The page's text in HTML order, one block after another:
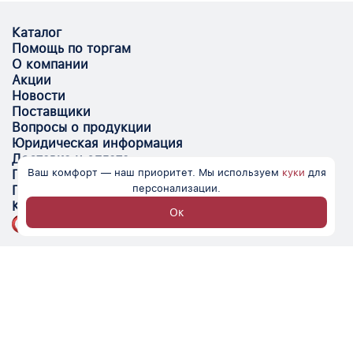
Каталог
Помощь по торгам
О компании
Акции
Новости
Поставщики
Вопросы о продукции
Юридическая информация
Доставка и оплата
Поставщикам
Помощь
Контакты
Ваш комфорт — наш приоритет. Мы используем куки для
персонализации.
Ок